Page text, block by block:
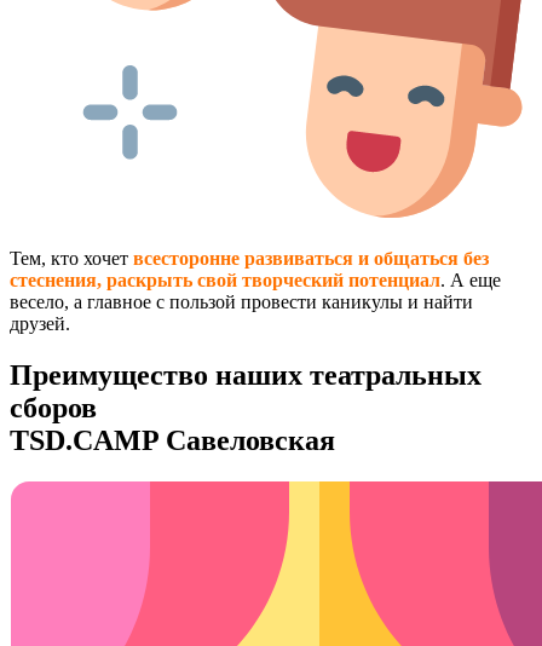
Тем, кто хочет всесторонне развиваться и общаться без
стеснения, раскрыть свой творческий потенциал. А еще
весело, а главное с пользой провести каникулы и найти
друзей.
Преимущество наших театральных
сборов
TSD.CAMP Савеловская